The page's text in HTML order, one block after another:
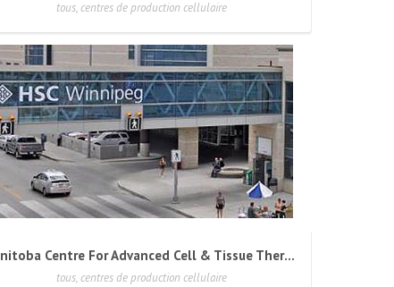
tous, centres de production cellulaire
Manitoba Centre For Advanced Cell & Tissue Therapy
tous, centres de production cellulaire